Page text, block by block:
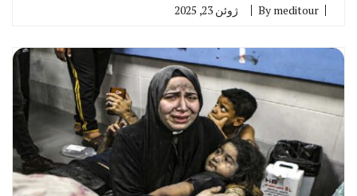
By meditour ژوئن 23, 2025